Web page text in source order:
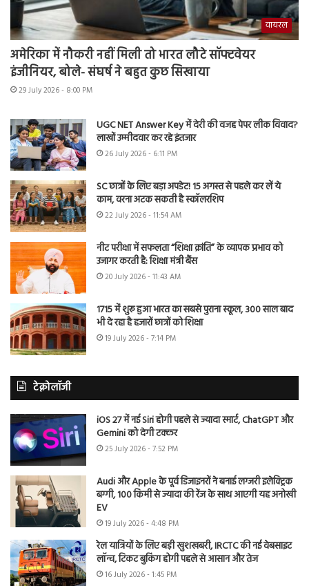
वायरल
अमेरिका में नौकरी नहीं मिली तो भारत लौटे सॉफ्टवेयर
इंजीनियर, बोले- संघर्ष ने बहुत कुछ सिखाया
29 July 2026 - 8:00 PM
UGC NET Answer Key में देरी की वजह पेपर लीक विवाद?
लाखों उम्मीदवार कर रहे इंतजार
26 July 2026 - 6:11 PM
SC छात्रों के लिए बड़ा अपडेट! 15 अगस्त से पहले कर लें ये
काम, वरना अटक सकती है स्कॉलरशिप
22 July 2026 - 11:54 AM
नीट परीक्षा में सफलता “शिक्षा क्रांति” के व्यापक प्रभाव को
उजागर करती है: शिक्षा मंत्री बैंस
20 July 2026 - 11:43 AM
1715 में शुरू हुआ भारत का सबसे पुराना स्कूल, 300 साल बाद
भी दे रहा है हजारों छात्रों को शिक्षा
19 July 2026 - 7:14 PM
टेक्नोलॉजी
iOS 27 में नई Siri होगी पहले से ज्यादा स्मार्ट, ChatGPT और
Gemini को देगी टक्कर
25 July 2026 - 7:52 PM
Audi और Apple के पूर्व डिजाइनरों ने बनाई लग्जरी इलेक्ट्रिक
बग्गी, 100 किमी से ज्यादा की रेंज के साथ आएगी यह अनोखी
EV
19 July 2026 - 4:48 PM
रेल यात्रियों के लिए बड़ी खुशखबरी, IRCTC की नई वेबसाइट
लॉन्च, टिकट बुकिंग होगी पहले से आसान और तेज
16 July 2026 - 1:45 PM